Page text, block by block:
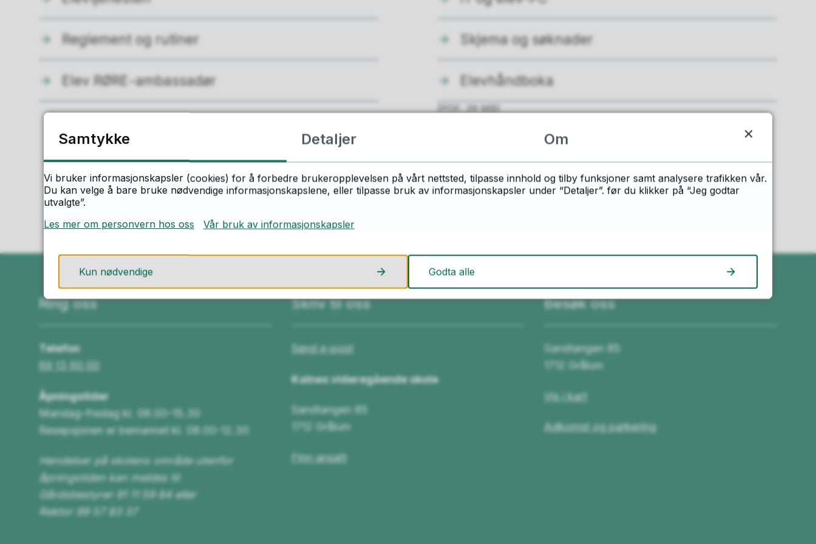
Reglement og rutiner Skjema og søknader
Elev RØRE-ambassadør Elevhåndboka
(PDF, 29 MB)
Fant du det du lette etter på denne siden?
Ring oss
Telefon
69 13 60 00
Åpningstider
Mandag–fredag kl. 08.00–15.30
Resepsjonen er bemannet kl. 08.00-12.30
Hendelser på skolens område utenfor
åpningstiden kan meldes til
Gårdsbestyrer 91 11 59 84 eller
Rektor 99 57 83 37
Skriv til oss
Send e-post
Kalnes videregående skole
Sandtangen 85
1712 Grålum
Finn ansatt
Besøk oss
Sandtangen 85
1712 Grålum
Vis i kart
Adkomst og parkering
Samtykke Detaljer Om
Vi bruker informasjonskapsler (cookies) for å forbedre brukeropplevelsen på vårt nettsted, tilpasse innhold og tilby funksjoner samt analysere trafikken vår.
Du kan velge å bare bruke nødvendige informasjonskapslene, eller tilpasse bruk av informasjonskapsler under “Detaljer”. før du klikker på “Jeg godtar
utvalgte”.
Les mer om personvern hos oss
Vår bruk av informasjonskapsler
Kun nødvendige Godta alle